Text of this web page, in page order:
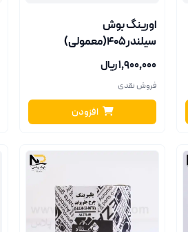
اورینگ بوش
سیلندر405(معمولی)
والئو(ف)
۱٬۹۰۰٬۰۰۰ ریال
فروش نقدی
افزودن